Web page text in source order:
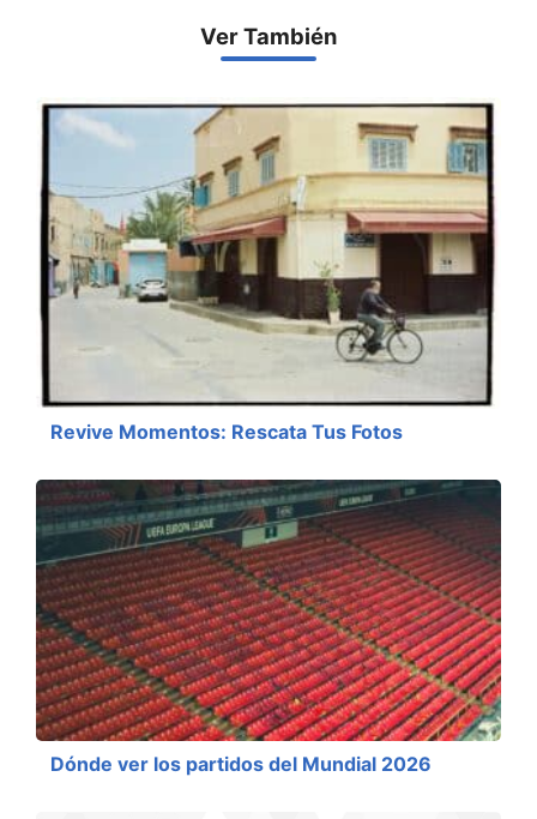
Ver También
Revive Momentos: Rescata Tus Fotos
Dónde ver los partidos del Mundial 2026